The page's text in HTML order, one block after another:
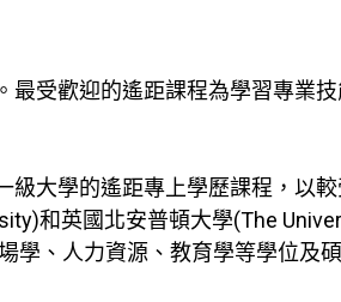
最受歡迎的遙距課程為學習專業
大學的遙距專上學歷課程，以較
和英國北安普頓大學(The
學、人力資源、教育學等學位及